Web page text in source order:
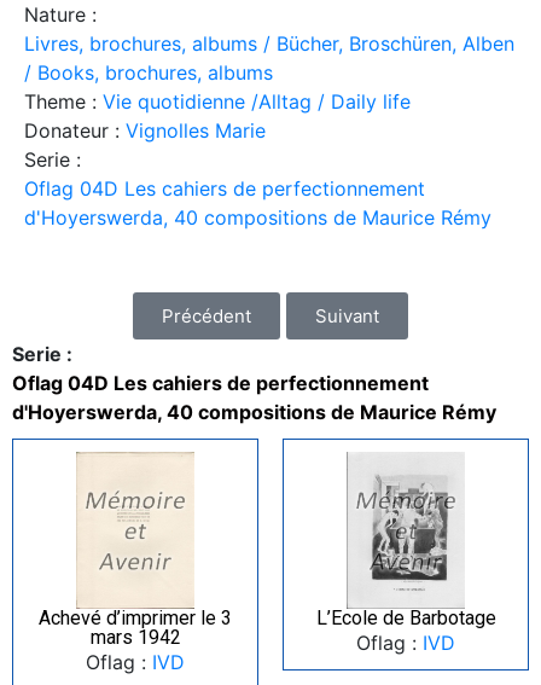
Nature :
Livres, brochures, albums / Bücher, Broschüren, Alben
/ Books, brochures, albums
Theme : Vie quotidienne /Alltag / Daily life
Donateur : Vignolles Marie
Serie :
Oflag 04D Les cahiers de perfectionnement
d'Hoyerswerda, 40 compositions de Maurice Rémy
Précédent Suivant
Serie :
Oflag 04D Les cahiers de perfectionnement
d'Hoyerswerda, 40 compositions de Maurice Rémy
Achevé d’imprimer le 3
mars 1942
Oflag : IVD
L’Ecole de Barbotage
Oflag : IVD